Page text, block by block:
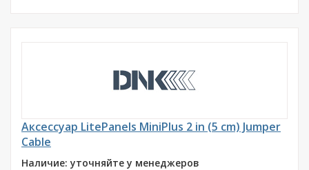
Аксессуар LitePanels MiniPlus 2 in (5 cm) Jumper
Cable
Наличие: уточняйте у менеджеров